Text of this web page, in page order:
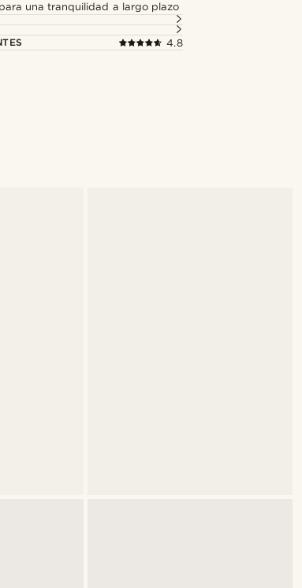
una tranquilidad a largo plazo
4.8